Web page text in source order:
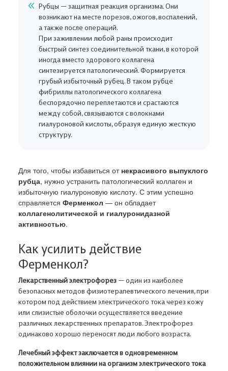
Рубцы — защитная реакция организма. Они
возникают на месте порезов, ожогов, воспалений,
а также после операций.
При заживлении любой раны происходит
быстрый синтез соединительной ткани, в которой
иногда вместо здорового коллагена
синтезируется патологический. Формируется
грубый избыточный рубец. В таком рубце
фибриллы патологического коллагена
беспорядочно переплетаются и срастаются
между собой, связываются с волокнами
гиалуроновой кислоты, образуя единую жесткую
структуру.
Для того, чтобы избавиться от некрасивого выпуклого
рубца, нужно устранить патологический коллаген и
избыточную гиалуроновую кислоту. С этим успешно
справляется Ферменкол — он обладает
коллагенолитической и гиалуронидазной
активностью.
Как усилить действие
Ферменкол?
Лекарственный электрофорез — один из наиболее
безопасных методов физиотерапевтического лечения, при
котором под действием электрического тока через кожу
или слизистые оболочки осуществляется введение
различных лекарственных препаратов. Электрофорез
одинаково хорошо переносят люди любого возраста.
Лечебный эффект заключается в одновременном
положительном влиянии на организм электрического тока
Авторизация
Адрес доставки
В корзине ничего нет
Откройте Каталог, чтобы выбрать нужный товар,
или авторизуйтесь на сайте,если вы уже ранее добавляли товар в
Корзину
В КАТАЛОГ